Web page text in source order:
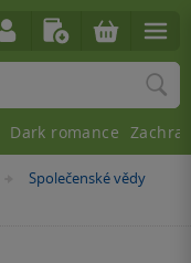
»
Společenské vědy
Dark romance